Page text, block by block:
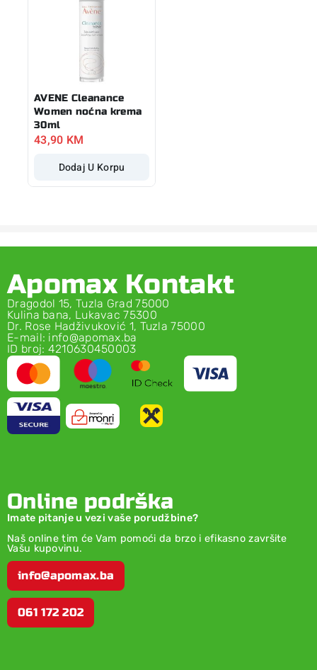
AVENE Cleanance
Women noćna krema
30ml
43,90 KM
Dodaj U Korpu
Apomax Kontakt
Dragodol 15, Tuzla Grad 75000
Kulina bana, Lukavac 75300
Dr. Rose Hadživuković 1, Tuzla 75000
E-mail: info@apomax.ba
ID broj: 4210630450003
Online podrška
Imate pitanje u vezi vaše porudžbine?
Naš online tim će Vam pomoći da brzo i efikasno završite
Vašu kupovinu.
info@apomax.ba
061 172 202